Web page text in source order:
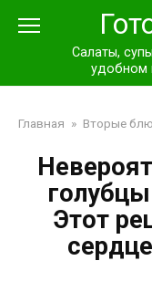
Салаты,
удобном
Главная » Вторые
Этот